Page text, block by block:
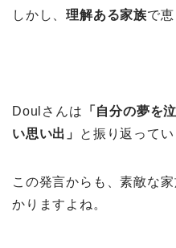
しかし、理解ある家族で
Doulさんは 「自分の夢を
い思い出」
と振り返ってい
この発言からも、素敵な
かりますよね。